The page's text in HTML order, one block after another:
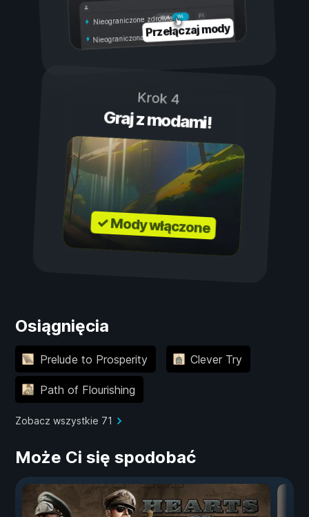
Wł.
Wył.
Nieograniczone zdrowie
Nieograniczona wytrzymałość
Przełączaj mody
Krok 4
Graj z modami!
✓ Mody włączone
Osiągnięcia
Prelude to Prosperity Clever Try
Path of Flourishing
Zobacz wszystkie 71
Może Ci się spodobać